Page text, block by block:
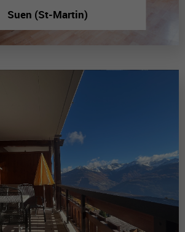
Suen (St-Martin)